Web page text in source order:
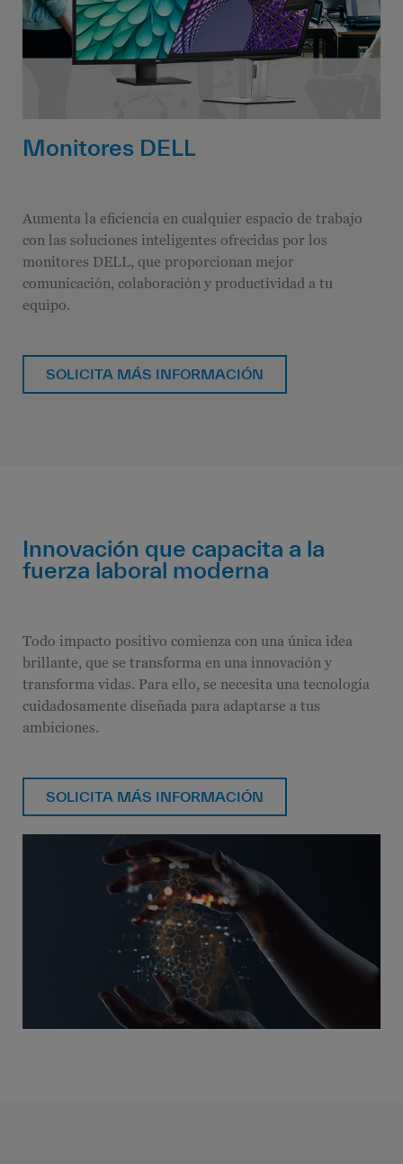
Monitores DELL
Aumenta la eficiencia en cualquier espacio de trabajo
con las soluciones inteligentes ofrecidas por los
monitores DELL, que proporcionan mejor
comunicación, colaboración y productividad a tu
equipo.
SOLICITA MÁS INFORMACIÓN
Innovación que capacita a la
fuerza laboral moderna
Todo impacto positivo comienza con una única idea
brillante, que se transforma en una innovación y
transforma vidas. Para ello, se necesita una tecnología
cuidadosamente diseñada para adaptarse a tus
ambiciones.
SOLICITA MÁS INFORMACIÓN